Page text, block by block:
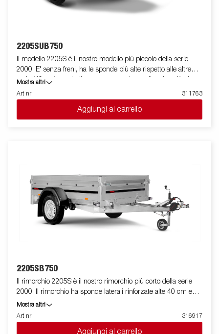
2205SUB750
Il modello 2205S è il nostro modello più piccolo della serie
2000. E' senza freni, ha le sponde più alte rispetto alle altre
serie (40 cm) e quindi consente un volume di carico più elevato.
Il rimorchio è facile da caricare e presenta le sponde anteriori e
posteriori apribili per facilitare il carico di merci più lunghe. Tutte
le versioni sono dotate di anelli di fissaggio carico interni per
bloccare la merce trasportata. Come sempre ELLEBI offre un
Mostra altri
Art nr
311763
Aggiungi al carrello
2205SB750
Il rimorchio 2205S è il nostro rimorchio più corto della serie
2000. Il rimorchio ha sponde laterali rinforzate alte 40 cm e
quindi consente un volume di carico più elevato. E' facile da
caricare grazie a la spomde anteriore e posteriore apribili per il
carico di merci lunghe. Tutte le versioni sono dotate di anelli di
Mostra altri
Art nr
316917
Aggiungi al carrello